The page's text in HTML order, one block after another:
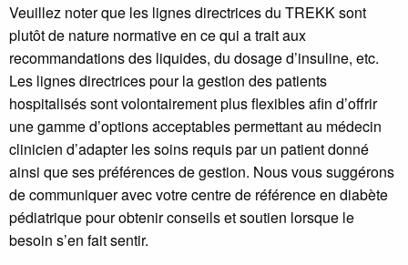
Veuillez noter que les lignes directrices du TREKK sont
plutôt de nature normative en ce qui a trait aux
recommandations des liquides, du dosage d’insuline, etc.
Les lignes directrices pour la gestion des patients
hospitalisés sont volontairement plus flexibles afin d’offrir
une gamme d’options acceptables permettant au médecin
clinicien d’adapter les soins requis par un patient donné
ainsi que ses préférences de gestion. Nous vous suggérons
de communiquer avec votre centre de référence en diabète
pédiatrique pour obtenir conseils et soutien lorsque le
besoin s’en fait sentir.